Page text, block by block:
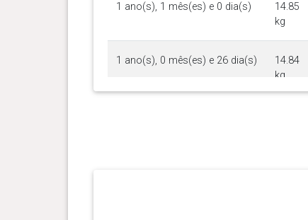
1 ano(s), 1 mês(es) e 0 dia(s)
14.85
kg
1 ano(s), 0 mês(es) e 26 dia(s)
14.84
kg